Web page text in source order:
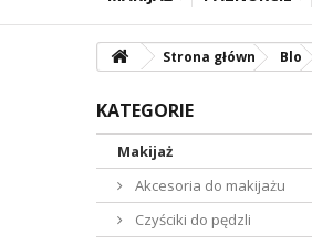
Strona główna Blog
KATEGORIE
Makijaż
Akcesoria do makijażu
Czyściki do pędzli